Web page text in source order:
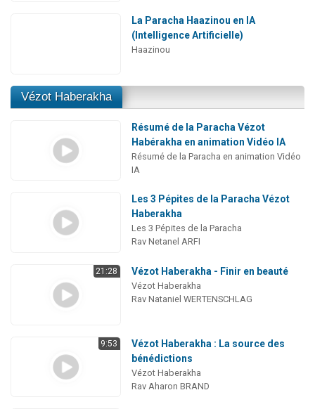
La Paracha Haazinou en IA
(Intelligence Artificielle)
Haazinou
Vézot Haberakha
Résumé de la Paracha Vézot
Habérakha en animation Vidéo IA
Résumé de la Paracha en animation Vidéo
IA
Les 3 Pépites de la Paracha Vézot
Haberakha
Les 3 Pépites de la Paracha
Rav Netanel ARFI
21:28 Vézot Haberakha - Finir en beauté
Vézot Haberakha
Rav Nataniel WERTENSCHLAG
9:53
Vézot Haberakha : La source des
bénédictions
Vézot Haberakha
Rav Aharon BRAND